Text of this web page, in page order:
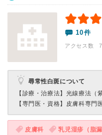
10件
アクセス数 7
尋常性白斑について
【診療・治療法】 光線療法（
【専門医・資格】 皮膚科専門
皮膚科 乳児湿疹（脂漏